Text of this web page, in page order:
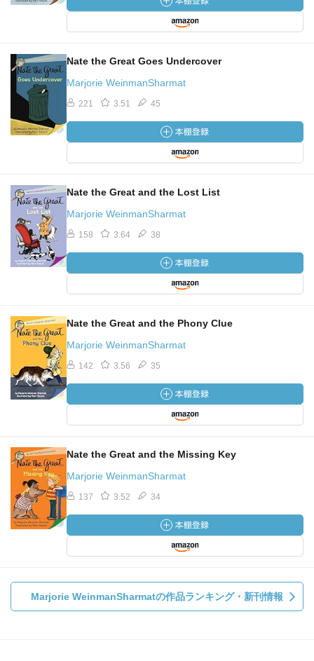
Nate the Great Goes Undercover
Marjorie WeinmanSharmat
221 3.51 45
Nate the Great and the Lost List
Marjorie WeinmanSharmat
158 3.64 38
Nate the Great and the Phony Clue
Marjorie WeinmanSharmat
142 3.56 35
Nate the Great and the Missing Key
Marjorie WeinmanSharmat
137 3.52 34
Marjorie WeinmanSharmatの作品ランキング・新刊情報